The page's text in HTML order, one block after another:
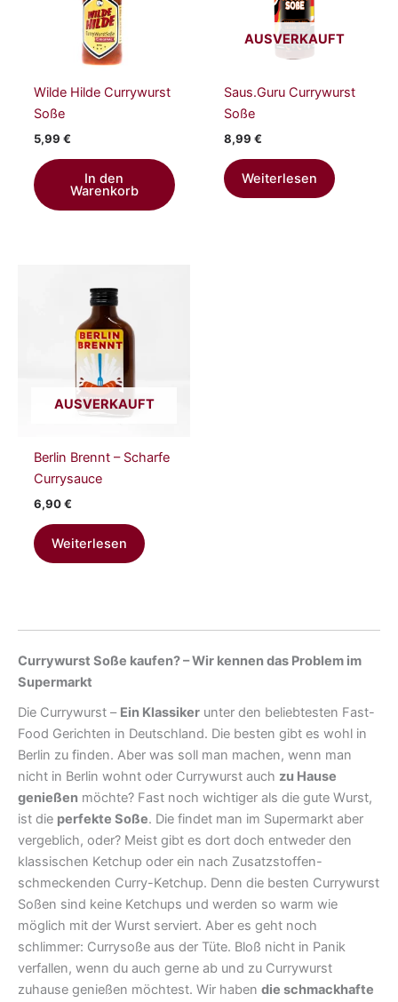
Wilde Hilde Currywurst
Soße
5,99 €
In den
Warenkorb
AUSVERKAUFT
Saus.Guru Currywurst
Soße
8,99 €
Weiterlesen
AUSVERKAUFT
Berlin Brennt – Scharfe
Currysauce
6,90€
Weiterlesen
Currywurst Soße kaufen? – Wir kennen das Problem im
Supermarkt
Die Currywurst – Ein Klassiker unter den beliebtesten Fast-
Food Gerichten in Deutschland. Die besten gibt es wohl in
Berlin zu finden. Aber was soll man machen, wenn man
nicht in Berlin wohnt oder Currywurst auch zu Hause
genießen möchte? Fast noch wichtiger als die gute Wurst,
ist die perfekte Soße. Die findet man im Supermarkt aber
vergeblich, oder? Meist gibt es dort doch entweder den
klassischen Ketchup oder ein nach Zusatzstoffen-
schmeckenden Curry-Ketchup. Denn die besten Currywurst
Soßen sind keine Ketchups und werden so warm wie
möglich mit der Wurst serviert. Aber es geht noch
schlimmer: Currysoße aus der Tüte. Bloß nicht in Panik
verfallen, wenn du auch gerne ab und zu Currywurst
zuhause genießen möchtest. Wir haben die schmackhafte